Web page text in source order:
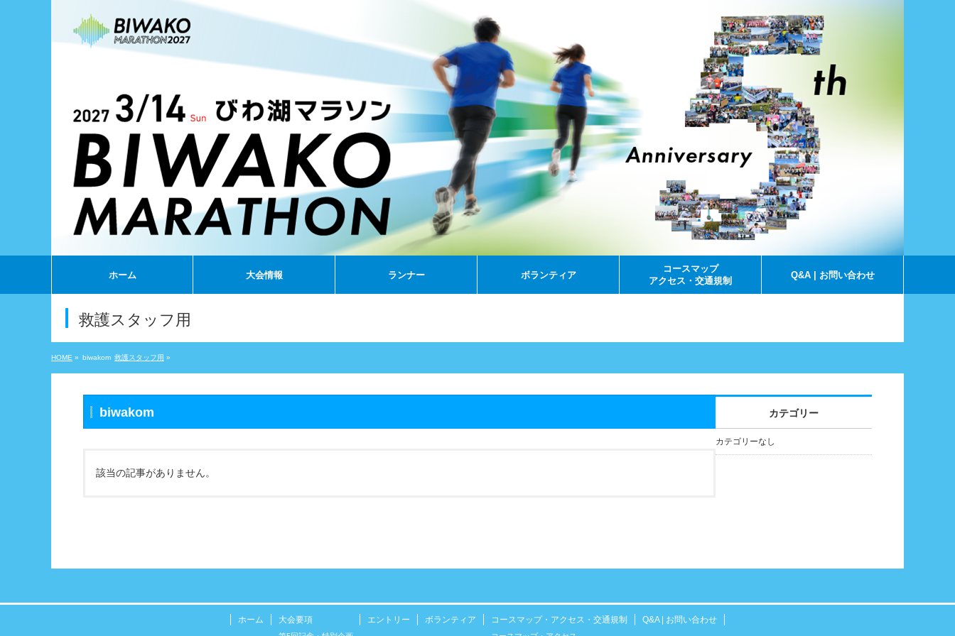
ホーム 大会情報 ランナー ボランティア
コースマップ
アクセス・交通規制
Q&A | お問い合わせ
救護スタッフ用
HOME » biwakom 救護スタッフ用 »
biwakom
該当の記事がありません。
カテゴリー
カテゴリーなし
ホーム 大会要項 エントリー ボランティア コースマップ・アクセス・交通規制 Q&A | お問い合わせ